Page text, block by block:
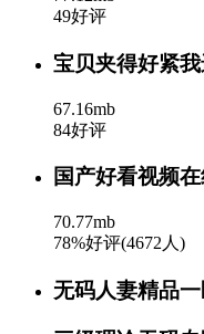
49好评
宝贝夹得好紧
67.16mb
84好评
国产好看视频
70.77mb
78%好评(4672人)
无码人妻精品